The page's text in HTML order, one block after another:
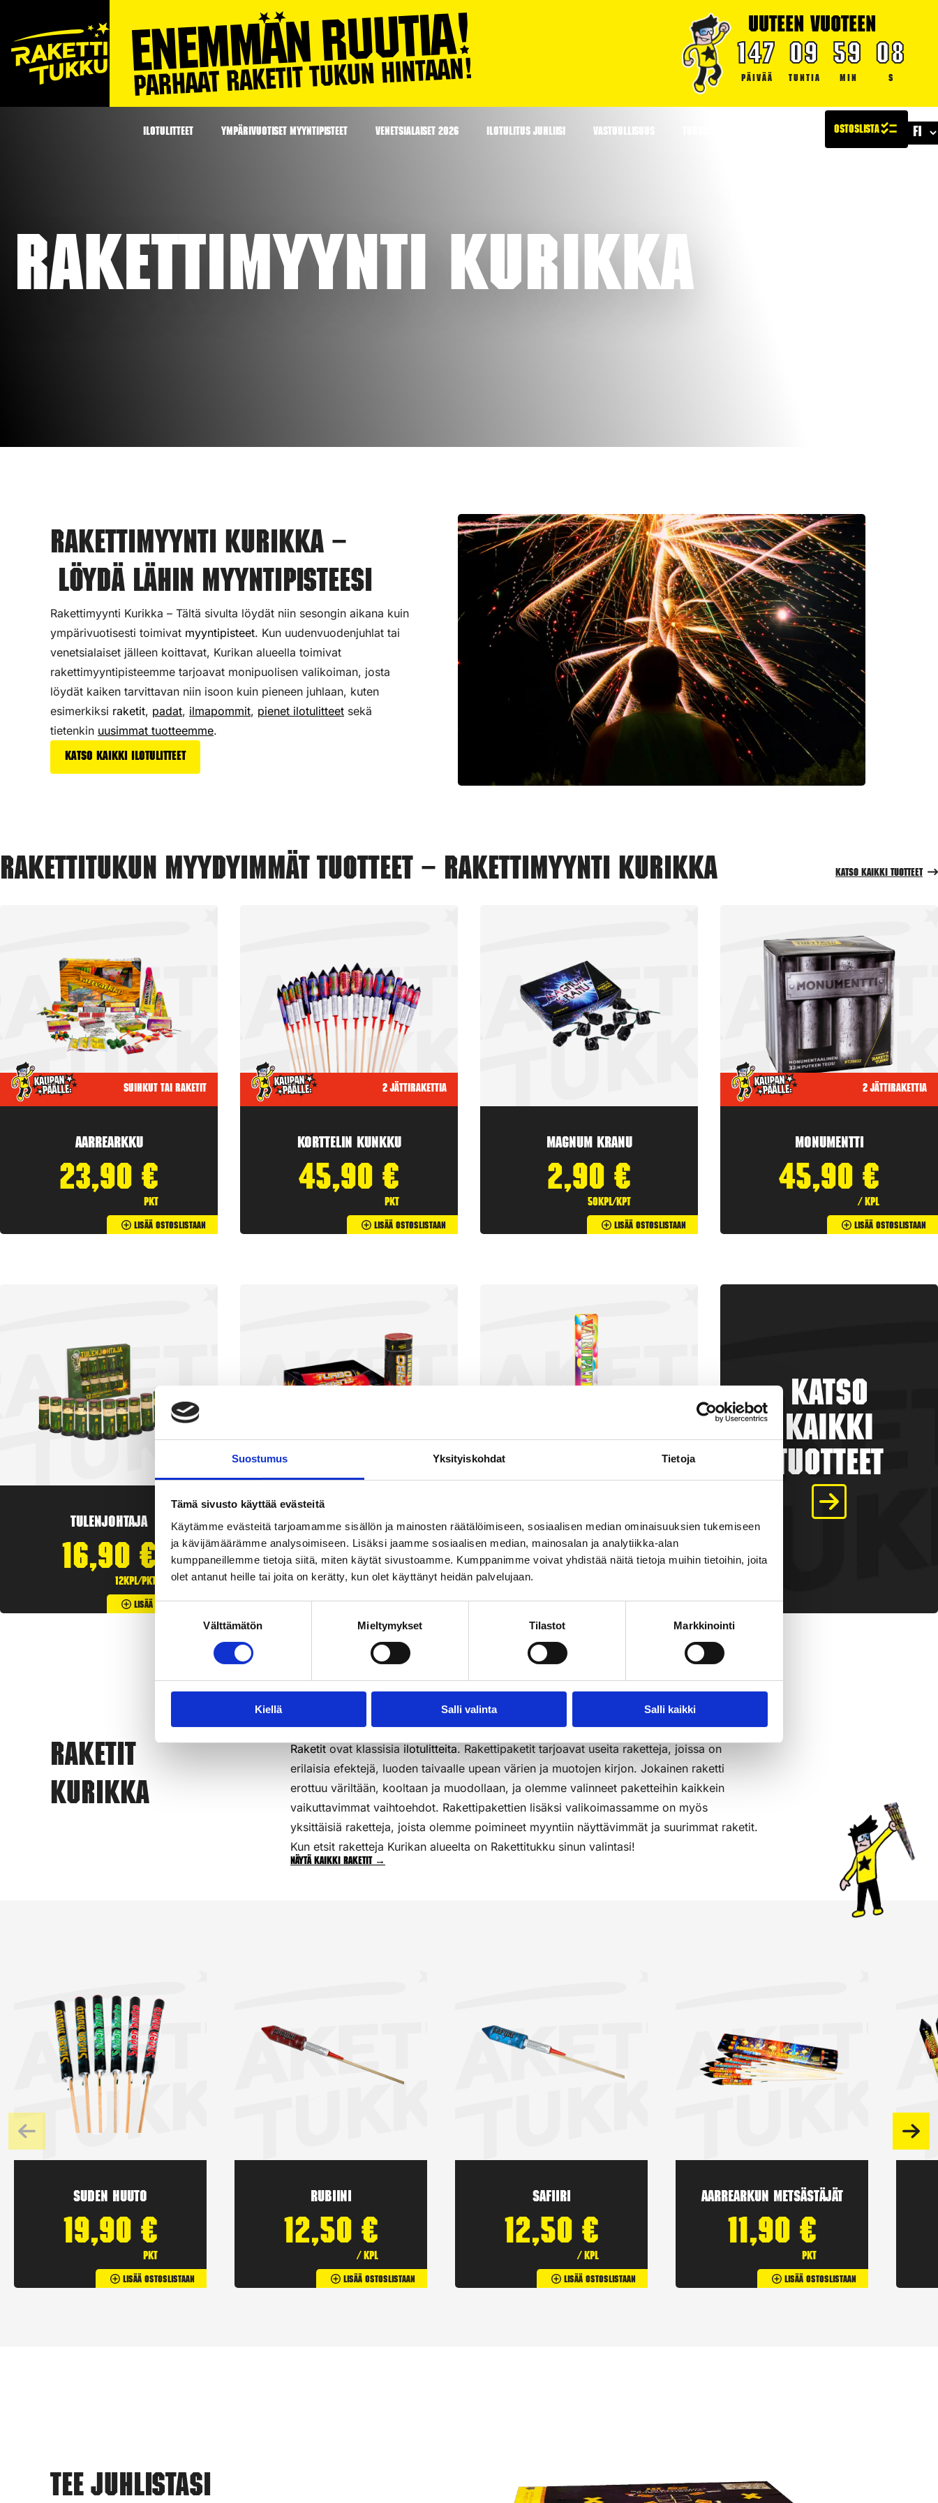
Suostumus Yksityiskohdat Tietoja
Tämä sivusto käyttää evästeitä
Käytämme evästeitä tarjoamamme sisällön ja mainosten räätälöimiseen, sosiaalisen median ominaisuuksien tukemiseen
ja kävijämäärämme analysoimiseen. Lisäksi jaamme sosiaalisen median, mainosalan ja analytiikka-alan
kumppaneillemme tietoja siitä, miten käytät sivustoamme. Kumppanimme voivat yhdistää näitä tietoja muihin tietoihin, joita
olet antanut heille tai joita on kerätty, kun olet käyttänyt heidän palvelujaan.
Välttämätön Mieltymykset Tilastot Markkinointi
Kiellä Salli valinta Salli kaikki
UUTEEN VUOTEEN
147
PÄIVÄÄ
09
TUNTIA
59
MIN
07
S
ILOTULITTEET YMPÄRIVUOTISET MYYNTIPISTEET VENETSIALAISET 2026 ILOTULITUS JUHLIISI VASTUULLISUUS
Rakettimyynti Kurikka
Rakettimyynti Kurikka –
Löydä lähin myyntipisteesi
Rakettimyynti Kurikka – Tältä sivulta löydät niin sesongin aikana kuin
ympärivuotisesti toimivat myyntipisteet. Kun uudenvuodenjuhlat tai
venetsialaiset jälleen koittavat, Kurikan alueella toimivat
rakettimyyntipisteemme tarjoavat monipuolisen valikoiman, josta
löydät kaiken tarvittavan niin isoon kuin pieneen juhlaan, kuten
esimerkiksi raketit, padat, ilmapommit, pienet ilotulitteet sekä
tietenkin uusimmat tuotteemme.
Katso kaikki ilotulitteet
Rakettitukun myydyimmät tuotteet – Rakettimyynti Kurikka Katso kaikki tuotteet
Suihkut tai raketit
Aarrearkku
23,90 €
pkt
Lisää Ostoslistaan
2 jättirakettia
Korttelin kunkku
45,90 €
pkt
Lisää Ostoslistaan
Magnum Kranu
2,90 €
50kpl/kpt
Lisää Ostoslistaan
2 jättirakettia
Monumentti
45,90 €
/ kpl
Lisää Ostoslistaan
Tulenjohtaja
16,90 €
12kpl/pkt
Lisää Ostoslistaan
Turbo Thunder
1,90€
3kpl/pkt
Väripatruuna
5,90€
Katso
kaikki
tuotteet
Raketit
Kurikka
Raketit ovat klassisia ilotulitteita. Rakettipaketit tarjoavat useita raketteja, joissa on
erilaisia efektejä, luoden taivaalle upean värien ja muotojen kirjon. Jokainen raketti
erottuu väriltään, kooltaan ja muodollaan, ja olemme valinneet paketteihin kaikkein
vaikuttavimmat vaihtoehdot. Rakettipakettien lisäksi valikoimassamme on myös
yksittäisiä raketteja, joista olemme poimineet myyntiin näyttävimmät ja suurimmat raketit.
Kun etsit raketteja Kurikan alueelta on Rakettitukku sinun valintasi!
Näytä kaikki raketit →
Suden huuto
19,90 €
pkt
Lisää Ostoslistaan
Rubiini
12,50 €
/ kpl
Lisää Ostoslistaan
Safiiri
12,50 €
/ kpl
Lisää Ostoslistaan
Aarrearkun Metsästäjät
11,90 €
pkt
Lisää Ostoslistaan
Tee juhlistasi